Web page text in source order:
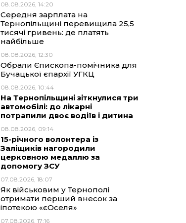
08.08.2026, 14:20
Середня зарплата на
Тернопільщині перевищила 25,5
тисячі гривень: де платять
найбільше
08.08.2026, 12:30
Обрали Єпископа-помічника для
Бучацької єпархії УГКЦ
08.08.2026, 10:44
На Тернопільщині зіткнулися три
автомобілі: до лікарні
потрапили двоє водіїв і дитина
08.08.2026, 09:14
15-річного волонтера із
Заліщиків нагородили
церковною медаллю за
допомогу ЗСУ
07.08.2026, 18:07
Як військовим у Тернополі
отримати перший внесок за
іпотекою «єОселя»
07.08.2026, 17:16